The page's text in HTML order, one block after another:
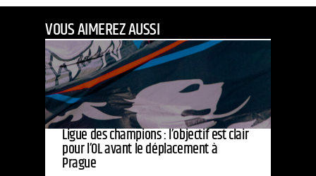
VOUS AIMEREZ AUSSI
Ligue des champions : l’objectif est clair
pour l’OL avant le déplacement à
Prague